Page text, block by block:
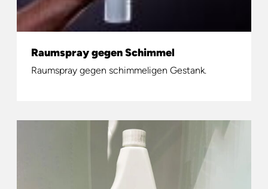
Raumspray gegen Schimmel
Raumspray gegen schimmeligen Gestank.